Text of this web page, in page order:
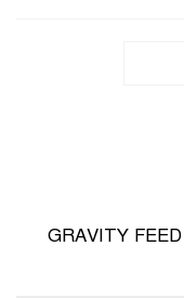
GRAVITY